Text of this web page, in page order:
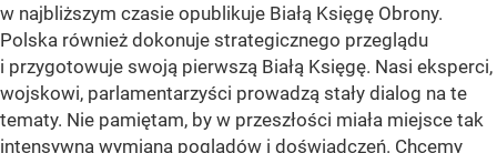
w najbliższym czasie opublikuje Białą Księgę Obrony.
Polska również dokonuje strategicznego przeglądu
i przygotowuje swoją pierwszą Białą Księgę. Nasi eksperci,
wojskowi, parlamentarzyści prowadzą stały dialog na te
tematy. Nie pamiętam, by w przeszłości miała miejsce tak
intensywna wymiana poglądów i doświadczeń. Chcemy